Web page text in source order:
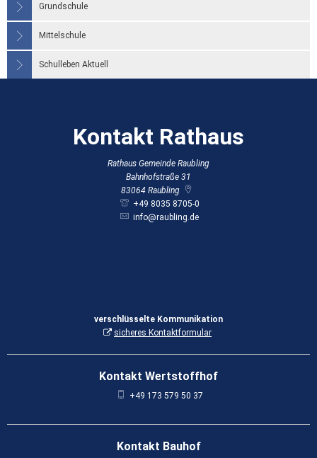
Grundschule
Mittelschule
Schulleben Aktuell
Kontakt Rathaus
Rathaus Gemeinde Raubling
Bahnhofstraße 31
83064 Raubling
+49 8035 8705-0
info@raubling.de
verschlüsselte Kommunikation
sicheres Kontaktformular
Kontakt Wertstoffhof
+49 173 579 50 37
Kontakt Bauhof